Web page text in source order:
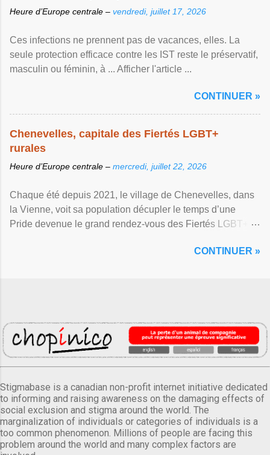
Heure d’Europe centrale – vendredi, juillet 17, 2026
Ces infections ne prennent pas de vacances, elles. La
seule protection efficace contre les IST reste le préservatif,
masculin ou féminin, à ... Afficher l'article ...
CONTINUER »
Chenevelles, capitale des Fiertés LGBT+
rurales
Heure d’Europe centrale – mercredi, juillet 22, 2026
Chaque été depuis 2021, le village de Chenevelles, dans
la Vienne, voit sa population décupler le temps d’une
Pride devenue le grand rendez-vous des Fiertés LGBT+
CONTINUER »
Stigmabase is a canadian non-profit internet initiative dedicated
to informing and raising awareness on the damaging effects of
social exclusion and stigma around the world. The
marginalization of individuals or categories of individuals is a
too common phenomenon. Millions of people are facing this
problem around the world and many complex factors are